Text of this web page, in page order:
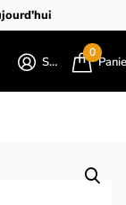
S'identifier
0